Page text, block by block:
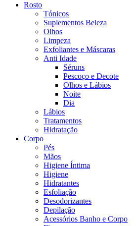
Rosto
Tónicos
Suplementos Beleza
Olhos
Limpeza
Exfoliantes e Máscaras
Anti Idade
Séruns
Pescoço e Decote
Olhos e Lábios
Noite
Dia
Lábios
Tratamentos
Hidratação
Corpo
Pés
Mãos
Higiene Íntima
Higiene
Hidratantes
Esfoliação
Desodorizantes
Depilação
Acessórios Banho e Corpo